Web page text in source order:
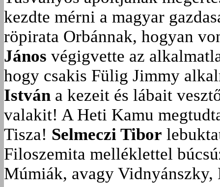
kezdte mérni a magyar
röpirata Orbánnak, hogyan
János végigvette az
hogy csakis Fülig Jimmy
István a kezeit és lábait
valakit! A Heti Kamu
Tisza! Selmeczi Tibor
Filoszemita melléklettel
Múmiák, avagy Vidnyánszky,